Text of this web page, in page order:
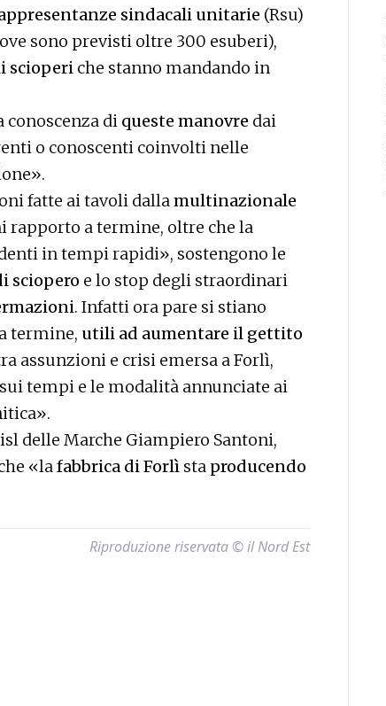
sindacali unitarie (Rsu)
sono previsti oltre 300 esuberi),
scioperi che stanno mandando in
conoscenza di queste manovre dai
o conoscenti coinvolti nelle
fatte ai tavoli dallamultinazionale
a termine, oltre che la
in tempi rapidi», sostengono le
sciopero e lo stop degli straordinari
. Infatti ora pare si stiano
termine, utili ad aumentare il gettito
assunzioni e crisi emersa a Forlì,
sui tempi e le modalità annunciate ai
delle Marche Giampiero Santoni,
«lafabbrica di Forlì sta producendo
Riproduzione riservata © il Nord Est